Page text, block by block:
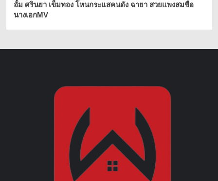
อั้ม ศรินยา เข็มทอง โหนกระแสคนดัง ฉายา สวยแพงสมชื่อ
นางเอกMV